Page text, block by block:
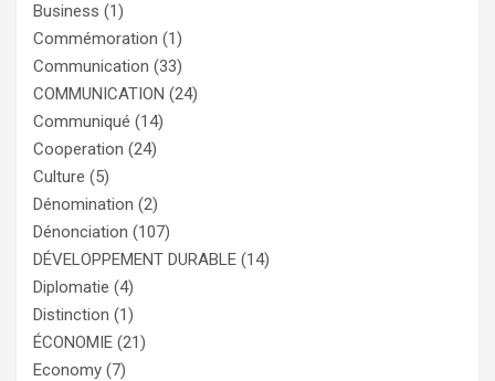
Business (1)
Commémoration (1)
Communication (33)
COMMUNICATION (24)
Communiqué (14)
Cooperation (24)
Culture (5)
Dénomination (2)
Dénonciation (107)
DÉVELOPPEMENT DURABLE (14)
Diplomatie (4)
Distinction (1)
ÉCONOMIE (21)
Economy (7)